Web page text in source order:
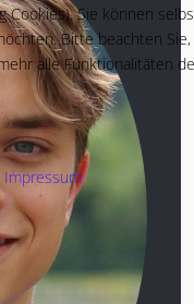
Cookies). Sie können
Bitte beachten Sie,
alle Funktionalitäten
Impressum